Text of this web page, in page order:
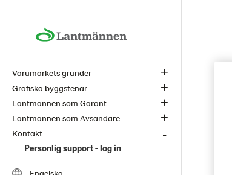
Varumärkets grunder
Grafiska byggstenar
Lantmännen som Garant
Lantmännen som Avsändare
Kontakt
Personlig support - log in